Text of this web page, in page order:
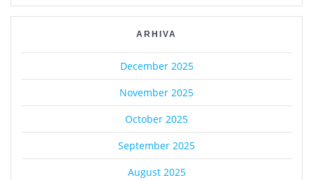
ARHIVA
December 2025
November 2025
October 2025
September 2025
August 2025